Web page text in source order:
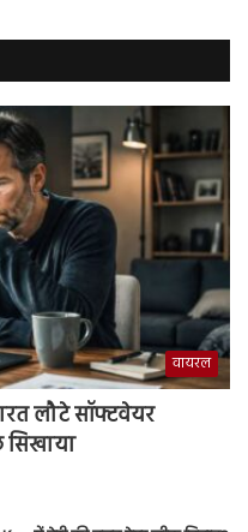
वायरल
लौटे सॉफ्टवेयर